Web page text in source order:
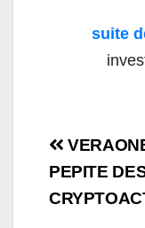
suite
de
l’article
PEPITE